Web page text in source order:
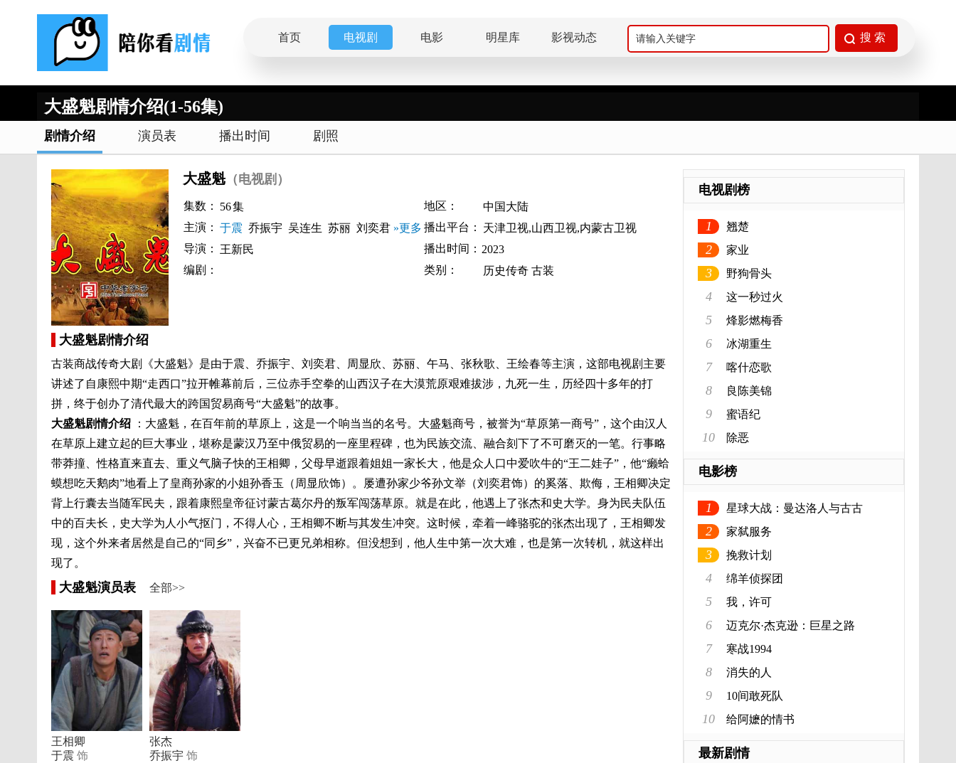
首页 电视剧 电影 明星库 影视动态
大盛魁剧情介绍(1-56集)
剧情介绍 演员表 播出时间 剧照
大盛魁 （电视剧）
集数： 56集 地区：
中国大陆
主演： 于震 乔振宇 吴连生 苏丽 刘奕君 »更多 播出平台：
天津卫视,山西卫视,内蒙古卫视
导演：
王新民 播出时间： 2023
编剧：
类别： 历史传奇 古装
大盛魁剧情介绍
古装商战传奇大剧《大盛魁》是由于震、乔振宇、刘奕君、周显欣、苏丽、午马、张秋歌、王绘春等主演，这部电视剧主要
讲述了自康熙中期“走西口”拉开帷幕前后，三位赤手空拳的山西汉子在大漠荒原艰难拔涉，九死一生，历经四十多年的打
拼，终于创办了清代最大的跨国贸易商号“大盛魁”的故事。
大盛魁剧情介绍
：大盛魁，在百年前的草原上，这是一个响当当的名号。大盛魁商号，被誉为“草原第一商号”，这个由汉人
在草原上建立起的巨大事业，堪称是蒙汉乃至中俄贸易的一座里程碑，也为民族交流、融合刻下了不可磨灭的一笔。行事略
带莽撞、性格直来直去、重义气脑子快的王相卿，父母早逝跟着姐姐一家长大，他是众人口中爱吹牛的“王二娃子”，他“癞蛤
蟆想吃天鹅肉”地看上了皇商孙家的小姐孙香玉（周显欣饰）。屡遭孙家少爷孙文举（刘奕君饰）的奚落、欺侮，王相卿决定
背上行囊去当随军民夫，跟着康熙皇帝征讨蒙古葛尔丹的叛军闯荡草原。就是在此，他遇上了张杰和史大学。身为民夫队伍
中的百夫长，史大学为人小气抠门，不得人心，王相卿不断与其发生冲突。这时候，牵着一峰骆驼的张杰出现了，王相卿发
现，这个外来者居然是自己的“同乡”，兴奋不已更兄弟相称。但没想到，他人生中第一次大难，也是第一次转机，就这样出
现了。
大盛魁演员表 全部>>
王相卿
于震 饰
张杰
乔振宇 饰
电视剧榜
1 翘楚
2 家业
3 野狗骨头
4 这一秒过火
5 烽影燃梅香
6 冰湖重生
7 喀什恋歌
8 良陈美锦
9 蜜语纪
10 除恶
电影榜
1 星球大战：曼达洛人与古古
2 家弑服务
3 挽救计划
4 绵羊侦探团
5 我，许可
6 迈克尔·杰克逊：巨星之路
7 寒战1994
8 消失的人
9 10间敢死队
10 给阿嬷的情书
最新剧情